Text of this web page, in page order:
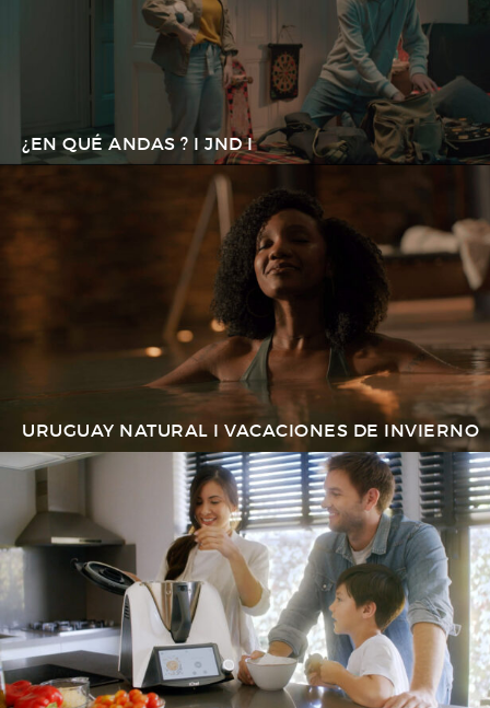
¿EN QUÉ ANDAS ? I JND I
URUGUAY NATURAL I VACACIONES DE INVIERNO